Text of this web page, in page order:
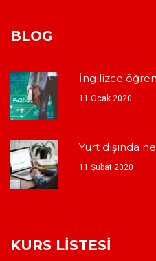
BLOG
İngilizce
11 Ocak 2020
Yurt dışında
11 Şubat 2020
KURS LISTESI